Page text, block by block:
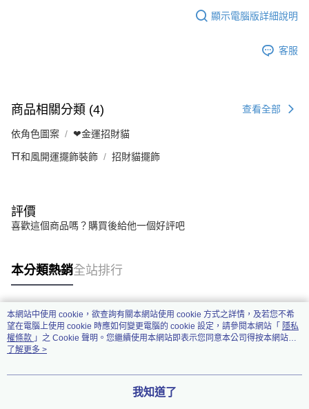
顯示電腦版詳細說明
客服
商品相關分類 (4) 查看全部
依角色圖案 ❤金運招財貓
⛩️和風開運擺飾裝飾 招財貓擺飾
評價
喜歡這個商品嗎？購買後給他一個好評吧
本分類熱銷全站排行
熱門標籤
本網站中使用 cookie，欲查詢有關本網站使用 cookie 方式之詳情，及若您不希
望在電腦上使用 cookie 時應如何變更電腦的 cookie 設定，請參閱本網站「 隱私
權條款 」之 Cookie 聲明。您繼續使用本網站即表示您同意本公司得按本網站使
用條款之 Cookie 聲明使用 cookie。
了解更多 >
我知道了